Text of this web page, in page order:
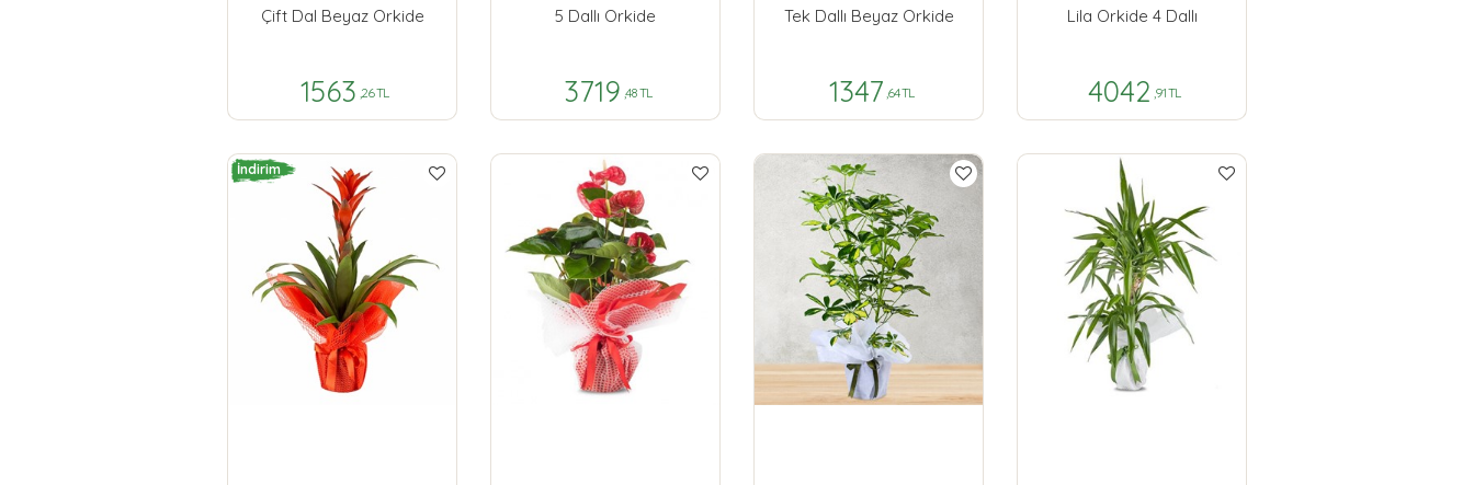
Çift Dal Beyaz Orkide
1563 ,26 TL
5 Dallı Orkide
3719 ,48 TL
Tek Dallı Beyaz Orkide
1347 ,64 TL
Lila Orkide 4 Dallı
4042 ,91 TL
İndirim